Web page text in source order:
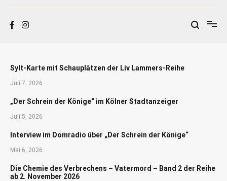
Sylt-Karte mit Schauplätzen der Liv Lammers-Reihe
Juli 7, 2026
„Der Schrein der Könige“ im Kölner Stadtanzeiger
Juli 5, 2026
Interview im Domradio über „Der Schrein der Könige“
Mai 6, 2026
Die Chemie des Verbrechens – Vatermord – Band 2 der Reihe
ab 2. November 2026